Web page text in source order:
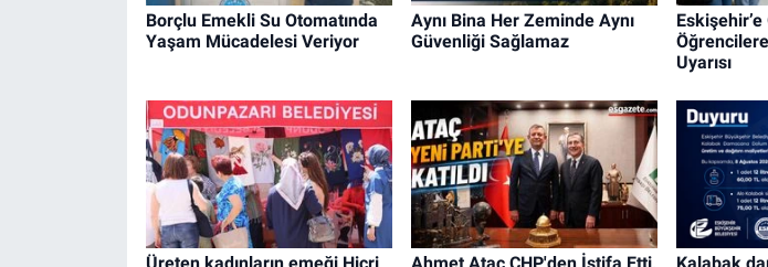
Borçlu Emekli Su Otomatında
Yaşam Mücadelesi Veriyor
Aynı Bina Her Zeminde Aynı
Güvenliği Sağlamaz
Uyarısı